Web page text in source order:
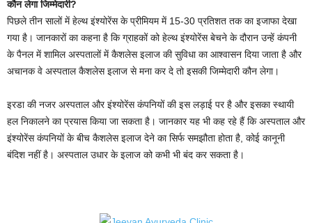
कौन लेगा जिम्मेदारी?
पिछले तीन सालों में हेल्थ इंश्योरेंस के प्रीमियम में 15-30 प्रतिशत तक का इजाफा देखा
गया है। जानकारों का कहना है कि ग्राहकों को हेल्थ इंश्योरेंस बेचने के दौरान उन्हें कंपनी
के पैनल में शामिल अस्पतालों में कैशलेस इलाज की सुविधा का आश्वासन दिया जाता है और
अचानक वे अस्पताल कैशलेस इलाज से मना कर दे तो इसकी जिम्मेदारी कौन लेगा।
इरडा की नजर अस्पताल और इंश्योरेंस कंपनियों की इस लड़ाई पर है और इसका स्थायी
हल निकालने का प्रयास किया जा सकता है। जानकार यह भी कह रहे हैं कि अस्पताल और
इंश्योरेंस कंपनियों के बीच कैशलेस इलाज देने का सिर्फ समझौता होता है, कोई कानूनी
बंदिश नहीं है। अस्पताल उधार के इलाज को कभी भी बंद कर सकता है।